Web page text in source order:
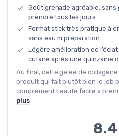
Goût grenade agréable, sans
prendre tous les jours
Format stick très pratique à
sans eau ni préparation
Légère amélioration de
cutané après une quinzaine
Au final, cette gelée de collagène
produit qui fait plutôt bien le job
complément beauté facile à
plus
8.4